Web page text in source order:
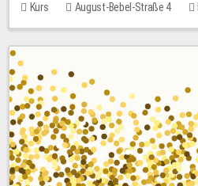
Kurs August-Bebel-Straße 4